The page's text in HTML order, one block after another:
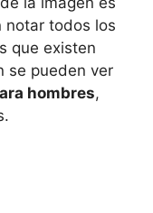
notar todos los
que existen
se pueden ver
hombres,